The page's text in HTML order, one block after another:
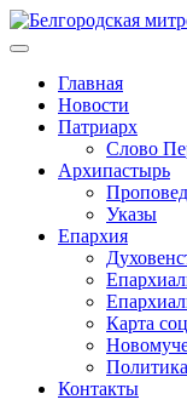
Главная
Новости
Патриарх
Слово
Архипастырь
Указы
Епархия
Карта
Контакты